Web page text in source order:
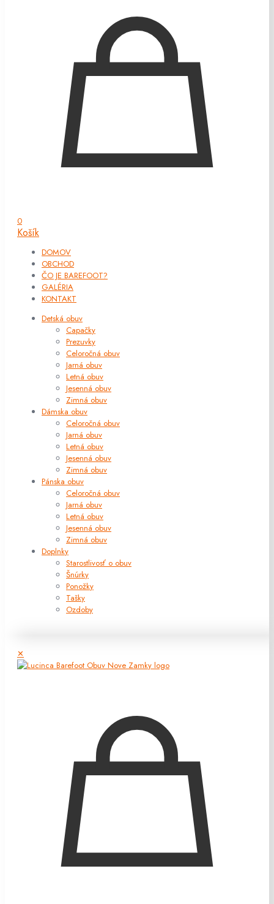
0
Košík
DOMOV
OBCHOD
ČO JE BAREFOOT?
GALÉRIA
KONTAKT
Detská obuv
Capačky
Prezuvky
Celoročná obuv
Jarná obuv
Letná obuv
Jesenná obuv
Zimná obuv
Dámska obuv
Celoročná obuv
Jarná obuv
Letná obuv
Jesenná obuv
Zimná obuv
Pánska obuv
Celoročná obuv
Jarná obuv
Letná obuv
Jesenná obuv
Zimná obuv
Doplnky
Starostlivosť o obuv
Šnúrky
Ponožky
Tašky
Ozdoby
✕